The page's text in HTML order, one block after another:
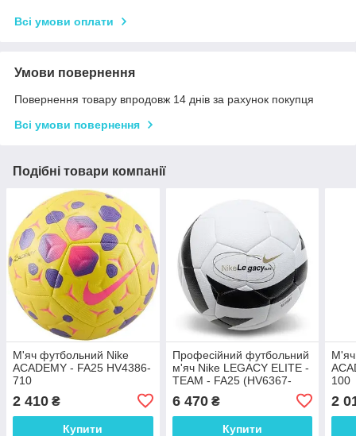
Всі умови оплати
Умови повернення
Повернення товару впродовж 14 днів за рахунок покупця
Всі умови повернення
Подібні товари компанії
М'яч футбольний Nike
ACADEMY - FA25 HV4386-
710
2 410 ₴
Купити
Професійний футбольний
м'яч Nike LEGACY ELITE -
TEAM - FA25 (HV6367-
контроль та точність для
матчів і тренувань
6 470₴
Купити
М'яч
100
2